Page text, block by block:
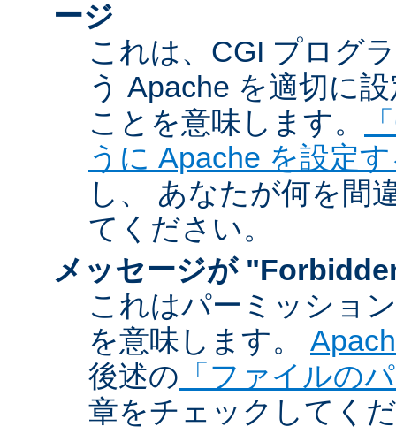
ージ
これは、CGI プログ
う Apache を適切に
ことを意味します。
うに Apache を設定
し、 あなたが何を間
てください。
メッセージが
これはパーミッショ
を意味します。
後述の 「ファイルの
章をチェックしてく